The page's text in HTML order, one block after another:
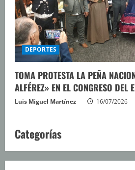
DEPORTES
TOMA PROTESTA LA PEÑA
ALFÉREZ» EN EL CONGRESO DEL
Luis Miguel Martínez 16/07/2026
Categorías